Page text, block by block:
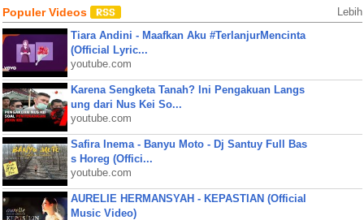
Populer Videos Lebih
Tiara Andini - Maafkan Aku #TerlanjurMencinta
(Official Lyric...
youtube.com
Karena Sengketa Tanah? Ini Pengakuan Langs
ung dari Nus Kei So...
youtube.com
Safira Inema - Banyu Moto - Dj Santuy Full Bas
s Horeg (Offici...
youtube.com
AURELIE HERMANSYAH - KEPASTIAN (Official
Music Video)